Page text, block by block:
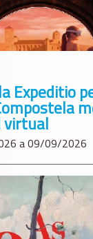
Expeditio
virtual
a 09/09/2026